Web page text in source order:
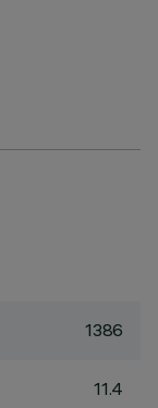
1386
11.4